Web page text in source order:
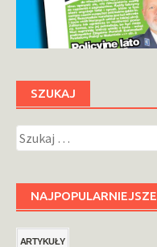
SZUKAJ
Szukaj:
NAJPOPULARNIEJSZE
ARTYKUŁY